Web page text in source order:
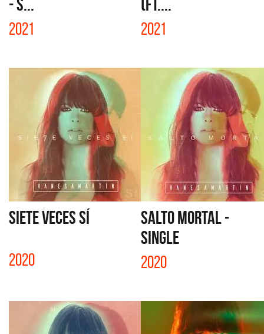
- S...
2021
(FT....
2021
SIETE VECES SÍ
2020
SALTO MORTAL -
SINGLE
2020